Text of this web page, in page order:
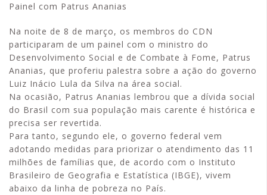
Painel com Patrus Ananias
Na noite de 8 de março, os membros do CDN
participaram de um painel com o ministro do
Desenvolvimento Social e de Combate à Fome, Patrus
Ananias, que proferiu palestra sobre a ação do governo
Luiz Inácio Lula da Silva na área social.
Na ocasião, Patrus Ananias lembrou que a dívida social
do Brasil com sua população mais carente é histórica e
precisa ser revertida.
Para tanto, segundo ele, o governo federal vem
adotando medidas para priorizar o atendimento das 11
milhões de famílias que, de acordo com o Instituto
Brasileiro de Geografia e Estatística (IBGE), vivem
abaixo da linha de pobreza no País.